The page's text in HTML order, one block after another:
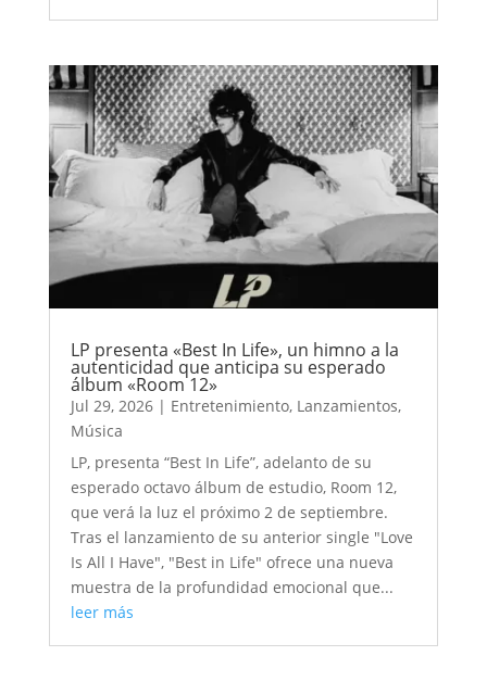
LP presenta «Best In Life», un himno a la
autenticidad que anticipa su esperado
álbum «Room 12»
Jul 29, 2026| Entretenimiento, Lanzamientos,
Música
LP, presenta “Best In Life”, adelanto de su
esperado octavo álbum de estudio, Room 12,
que verá la luz el próximo 2 de septiembre.
Tras el lanzamiento de su anterior single "Love
Is All I Have", "Best in Life" ofrece una nueva
muestra de la profundidad emocional que...
leer más